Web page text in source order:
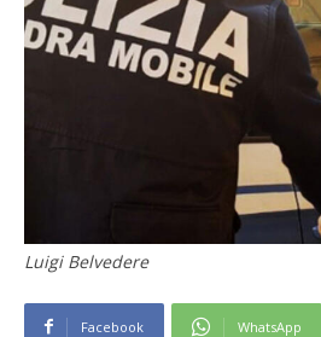
Luigi Belvedere
Facebook WhatsApp